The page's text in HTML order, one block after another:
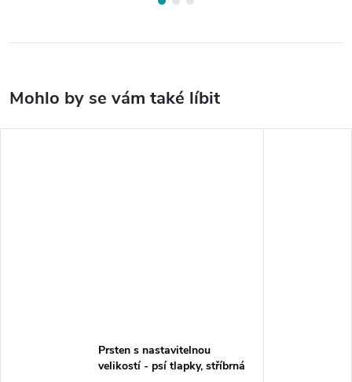
Prsten s nastavitelnou
velikostí - psí tlapky, stříbrná